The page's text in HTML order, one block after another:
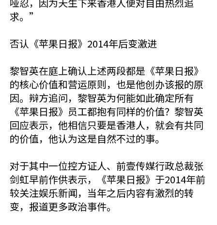
求。”
否认《苹果日报》2014年后变激进
黎智英在庭上确认上述两段都是《苹果日报》
的核心价值和营运原则，也是他创办该报的原
因。辩方追问，黎智英为何能如此确定所有
《苹果日报》员工都抱有同样的价值？黎智英
回应表示，他相信只要是香港人，就会有共同
的价值，他认为这是自然不过的事。
对于其中一位控方证人、前壹传媒行政总裁张
剑虹早前作供表示，《苹果日报》于2014年前
较关注娱乐新闻，当年之后内容有激烈的转
变，报道更多政治事件。